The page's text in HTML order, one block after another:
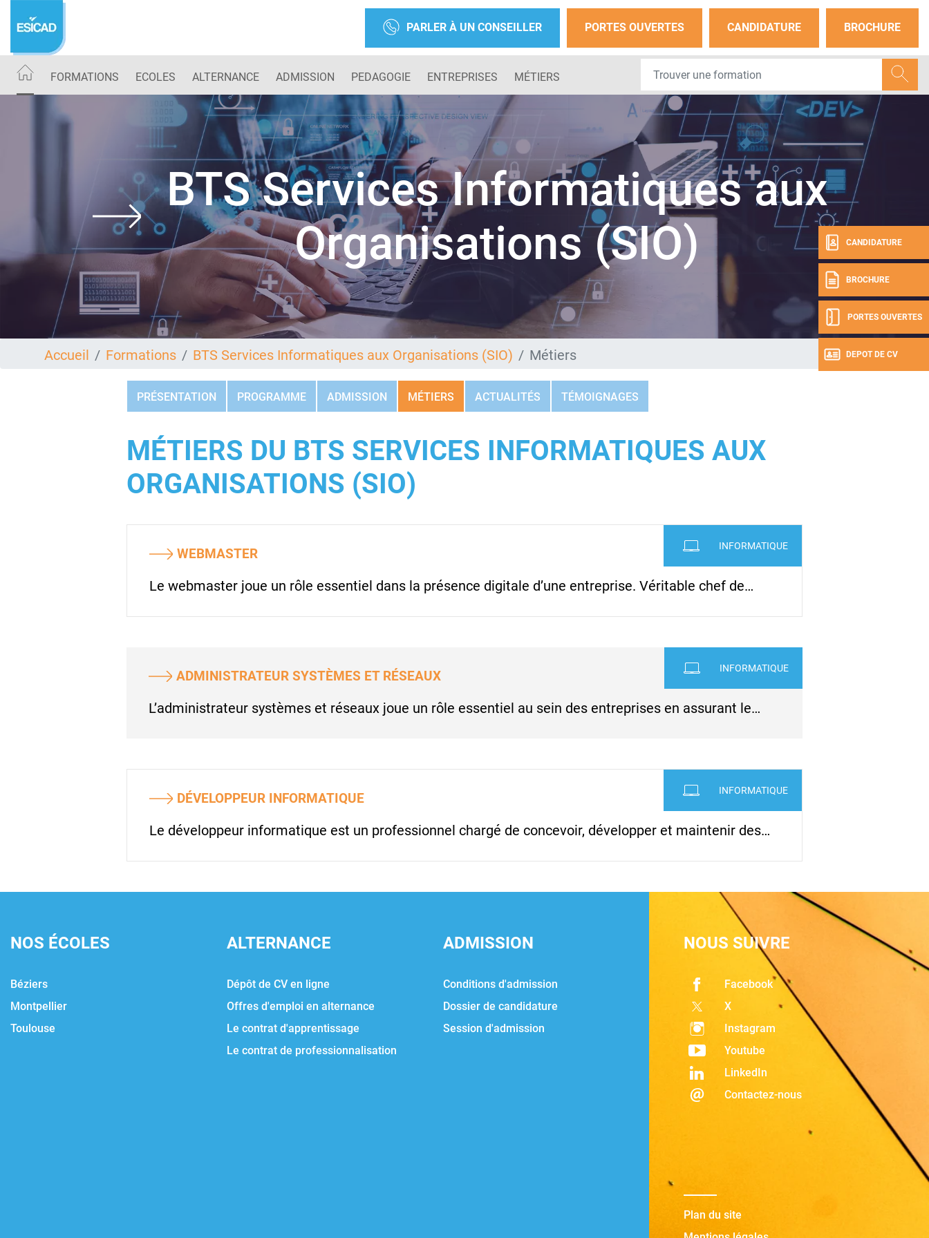
contenu
PARLER À UN CONSEILLER PORTES OUVERTES CANDIDATURE BROCHURE
FORMATIONS ECOLES ALTERNANCE ADMISSION PEDAGOGIE ENTREPRISES MÉTIERS
CANDIDATURE
BROCHURE
PORTES OUVERTES
DEPOT DE CV
BTS Services Informatiques aux
Organisations (SIO)
Accueil Formations BTS Services Informatiques aux Organisations (SIO) Métiers
PRÉSENTATION PROGRAMME ADMISSION MÉTIERS ACTUALITÉS TÉMOIGNAGES
MÉTIERS DU BTS SERVICES INFORMATIQUES AUX
ORGANISATIONS (SIO)
WEBMASTER INFORMATIQUE
Le webmaster joue un rôle essentiel dans la présence digitale d’une entreprise. Véritable chef de…
ADMINISTRATEUR SYSTÈMES ET RÉSEAUX INFORMATIQUE
L’administrateur systèmes et réseaux joue un rôle essentiel au sein des entreprises en assurant le…
DÉVELOPPEUR INFORMATIQUE INFORMATIQUE
Le développeur informatique est un professionnel chargé de concevoir, développer et maintenir des…
NOS ÉCOLES
Béziers
Montpellier
Toulouse
ALTERNANCE
Dépôt de CV en ligne
Offres d'emploi en alternance
Le contrat d'apprentissage
Le contrat de professionnalisation
ADMISSION
Conditions d'admission
Dossier de candidature
Session d'admission
NOUS SUIVRE
Facebook
X
Instagram
Youtube
LinkedIn
Contactez-nous
Plan du site